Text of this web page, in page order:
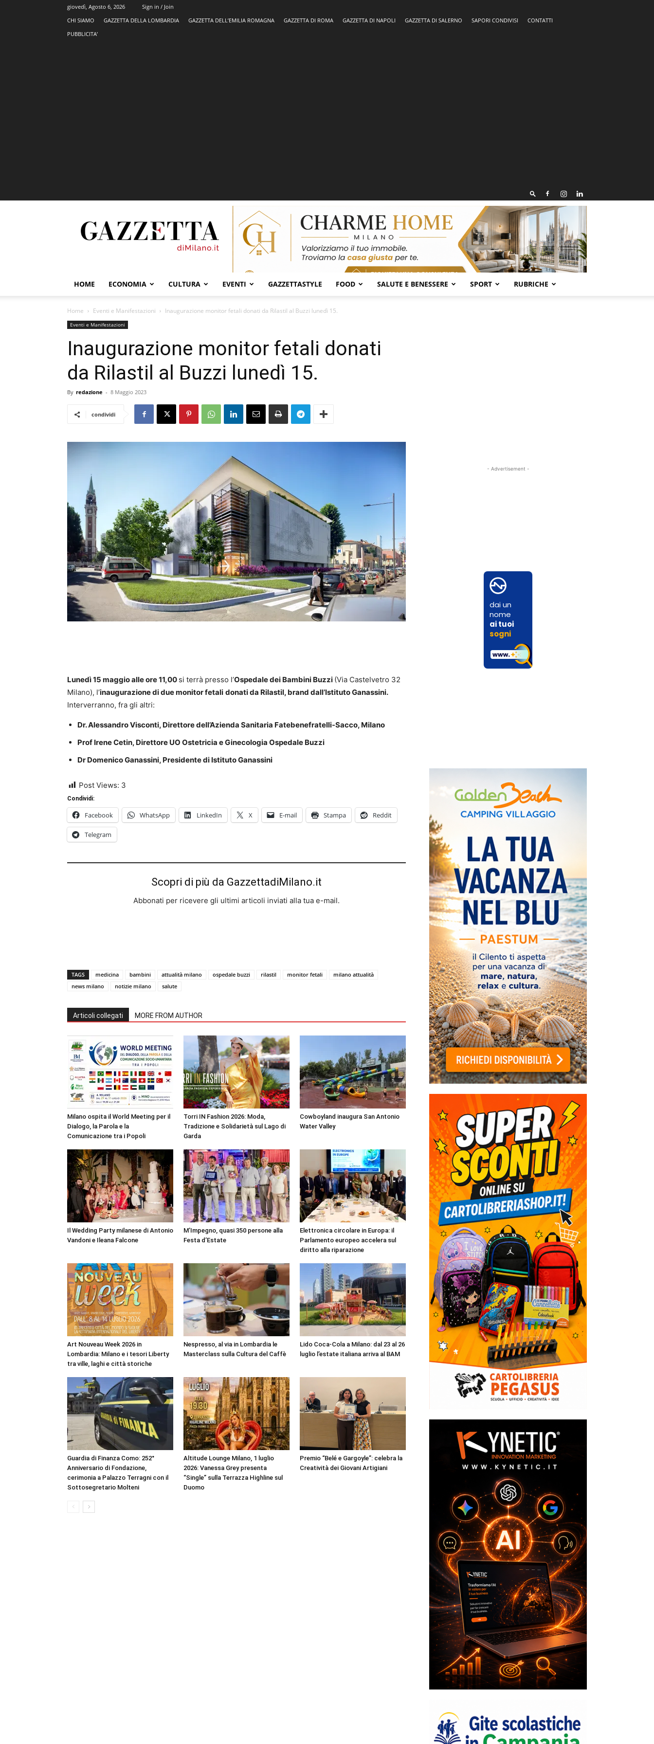
giovedì, Agosto 6, 2026
Sign in / Join
CHI SIAMO
GAZZETTA DELLA LOMBARDIA GAZZETTA DELL’EMILIA ROMAGNA GAZZETTA DI ROMA GAZZETTA DI NAPOLI GAZZETTA DI SALERNO SAPORI CONDIVISI
CONTATTI
PUBBLICITA’
HOME ECONOMIA CULTURA EVENTI GAZZETTASTYLE FOOD SALUTE E BENESSERE SPORT RUBRICHE
Home Eventi e Manifestazioni Inaugurazione monitor fetali donati da Rilastil al Buzzi lunedì 15.
Eventi e Manifestazioni
Inaugurazione monitor fetali donati
da Rilastil al Buzzi lunedì 15.
By redazione - 8 Maggio 2023
condividi
Lunedì 15 maggio alle ore 11,00 si terrà presso l’Ospedale dei Bambini Buzzi (Via Castelvetro 32
Milano), l’inaugurazione di due monitor fetali donati da Rilastil, brand dall’Istituto Ganassini.
Interverranno, fra gli altri:
Dr. Alessandro Visconti, Direttore dell’Azienda Sanitaria Fatebenefratelli-Sacco, Milano
Prof Irene Cetin, Direttore UO Ostetricia e Ginecologia Ospedale Buzzi
Dr Domenico Ganassini, Presidente di Istituto Ganassini
Post Views: 3
Condividi:
Facebook WhatsApp LinkedIn X E-mail Stampa Reddit
Telegram
Scopri di più da GazzettadiMilano.it
Abbonati per ricevere gli ultimi articoli inviati alla tua e-mail.
TAGS medicina bambini attualità milano ospedale buzzi rilastil monitor fetali
milano attualità
news milano
notizie milano salute
Articoli collegati MORE FROM AUTHOR
Milano ospita il World Meeting per il
Dialogo, la Parola e la
Comunicazione tra i Popoli
Torri IN Fashion 2026: Moda,
Tradizione e Solidarietà sul Lago di
Garda
Cowboyland inaugura San Antonio
Water Valley
Il Wedding Party milanese di Antonio
Vandoni e Ileana Falcone
M’Impegno, quasi 350 persone alla
Festa d’Estate
Elettronica circolare in Europa: il
Parlamento europeo accelera sul
diritto alla riparazione
Art Nouveau Week 2026 in
Lombardia: Milano e i tesori Liberty
tra ville, laghi e città storiche
Nespresso, al via in Lombardia le
Masterclass sulla Cultura del Caffè
Lido Coca-Cola a Milano: dal 23 al 26
luglio l’estate italiana arriva al BAM
Guardia di Finanza Como: 252°
Anniversario di Fondazione,
cerimonia a Palazzo Terragni con il
Sottosegretario Molteni
Altitude Lounge Milano, 1 luglio
2026: Vanessa Grey presenta
“Single” sulla Terrazza Highline sul
Duomo
Premio “Belé e Gargoyle”: celebra la
Creatività dei Giovani Artigiani
- Advertisement -